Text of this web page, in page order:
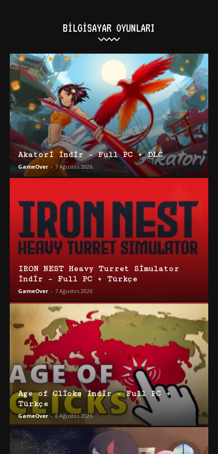
BILGISAYAR OYUNLARI
Akatori İndir – Full PC + DLC
GameOver - 7 Ağustos 2026
IRON NEST Heavy Turret Simulator
İndir – Full PC + Türkçe
GameOver - 7 Ağustos 2026
Age of Clicks İndir – Full PC +
Türkçe
GameOver - 6 Ağustos 2026